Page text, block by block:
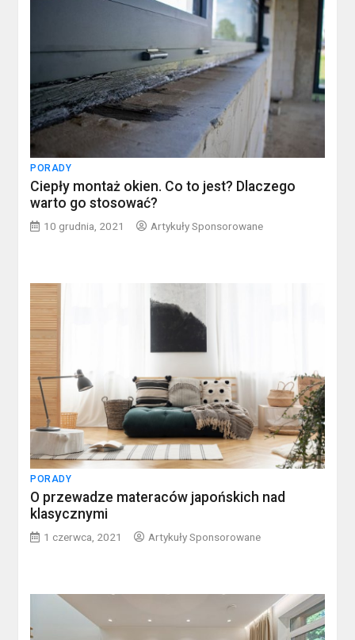
PORADY
Ciepły montaż okien. Co to jest? Dlaczego
warto go stosować?
10 grudnia, 2021 Artykuły Sponsorowane
PORADY
O przewadze materaców japońskich nad
klasycznymi
1 czerwca, 2021 Artykuły Sponsorowane